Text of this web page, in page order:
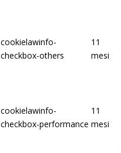
cookielawinfo-
checkbox-others
11
mesi
cookielawinfo-
checkbox-performance
11
mesi